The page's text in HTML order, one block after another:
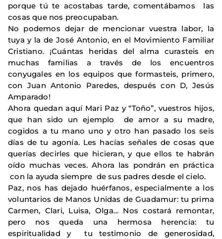
porque tú te acostabas tarde, comentábamos las
cosas que nos preocupaban.
No podemos dejar de mencionar vuestra labor, la
tuya y la de José Antonio, en el Movimiento Familiar
Cristiano. ¡Cuántas heridas del alma curasteis en
muchas familias a través de los encuentros
conyugales en los equipos que formasteis, primero,
con Juan Antonio Paredes, después con D, Jesús
Amparado!
Ahora quedan aquí Mari Paz y “Toño”, vuestros hijos,
que han sido un ejemplo de amor a su madre,
cogidos a tu mano uno y otro han pasado los seis
días de tu agonía. Les hacías señales de cosas que
querías decirles que hicieran, y que ellos te habrán
oído muchas veces. Ahora las pondrán en práctica
con la ayuda siempre de sus padres desde el cielo.
Paz, nos has dejado huérfanos, especialmente a los
voluntarios de Manos Unidas de Guadamur: tu prima
Carmen, Clari, Luisa, Olga… Nos costará remontar,
pero nos queda una hermosa herencia: tu
espiritualidad y tu testimonio de generosidad,